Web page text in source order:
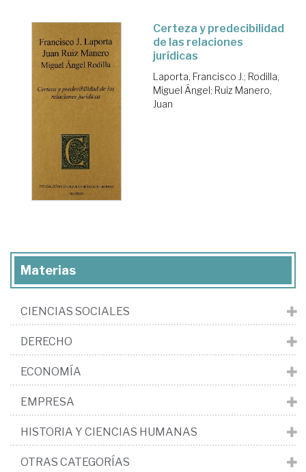
Certeza y predecibilidad
de las relaciones
jurídicas
Laporta, Francisco J.; Rodilla,
Miguel Ángel; Ruiz Manero,
Juan
Materias
CIENCIAS SOCIALES
DERECHO
ECONOMÍA
EMPRESA
HISTORIA Y CIENCIAS HUMANAS
OTRAS CATEGORÍAS